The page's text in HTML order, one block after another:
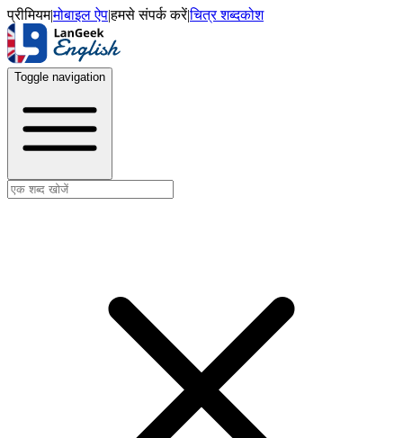
प्रीमियम|मोबाइल ऐप|हमसे संपर्क करें|चित्र शब्दकोश
Toggle navigation